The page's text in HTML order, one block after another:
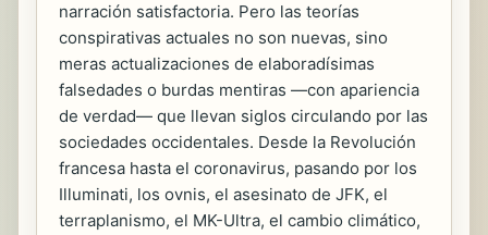
narración satisfactoria. Pero las teorías
conspirativas actuales no son nuevas, sino
meras actualizaciones de elaboradísimas
falsedades o burdas mentiras —con apariencia
de verdad— que llevan siglos circulando por las
sociedades occidentales. Desde la Revolución
francesa hasta el coronavirus, pasando por los
Illuminati, los ovnis, el asesinato de JFK, el
terraplanismo, el MK-Ultra, el cambio climático,